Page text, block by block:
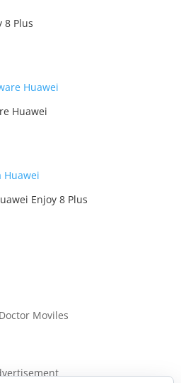
alto
8 Plus
Huawei
Enjoy 8 Plus